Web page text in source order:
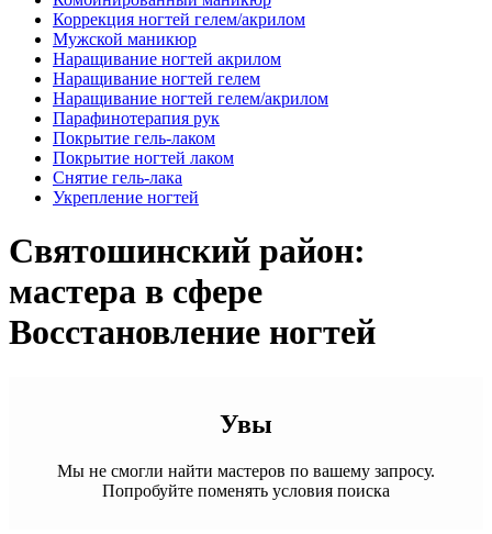
Коррекция ногтей гелем/акрилом
Мужской маникюр
Наращивание ногтей акрилом
Наращивание ногтей гелем
Наращивание ногтей гелем/акрилом
Парафинотерапия рук
Покрытие гель-лаком
Покрытие ногтей лаком
Снятие гель-лака
Укрепление ногтей
Святошинский район:
мастера в сфере
Восстановление ногтей
Увы
Мы не смогли найти мастеров по вашему запросу.
Попробуйте поменять условия поиска